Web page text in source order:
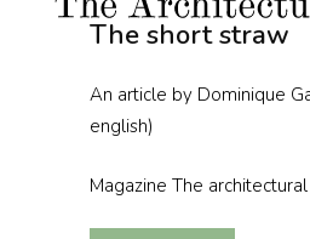
The short straw
An article by Dominique
english)
Magazine The